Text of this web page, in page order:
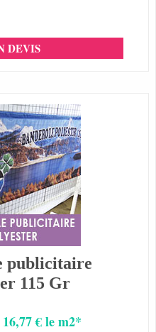
DEVIS
publicitaire
115 Gr
€ le m2*